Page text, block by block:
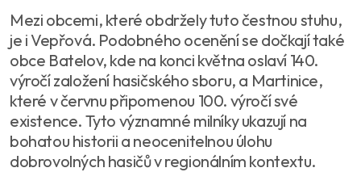
Mezi obcemi, které obdržely tuto čestnou stuhu,
je i Vepřová. Podobného ocenění se dočkají také
obce Batelov, kde na konci května oslaví 140.
výročí založení hasičského sboru, a Martinice,
které v červnu připomenou 100. výročí své
existence. Tyto významné milníky ukazují na
bohatou historii a neocenitelnou úlohu
dobrovolných hasičů v regionálním kontextu.